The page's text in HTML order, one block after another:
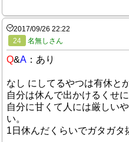
2017/09/26 22:22
24
名無しさん
Q&A ：あり
なし にしてるやつは有休と
自分は休んで出かけるくせ
自分に甘くて人には厳しい
い。
1日休んだくらいでガタガタ